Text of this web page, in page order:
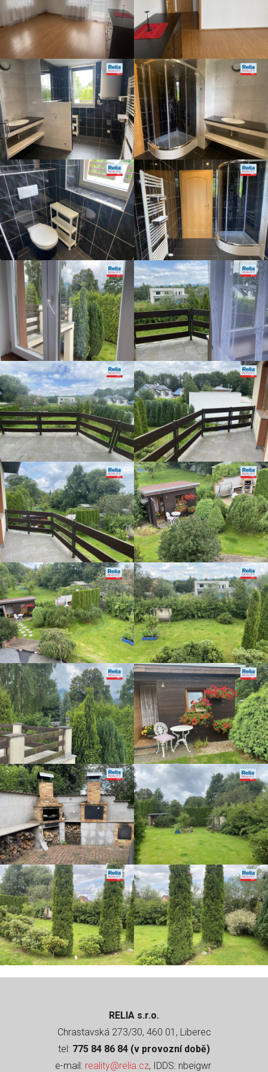
RELIA s.r.o.
Chrastavská 273/30, 460 01, Liberec
tel: 775 84 86 84 (v provozní době)
e-mail: reality@relia.cz, IDDS: nbeigwr